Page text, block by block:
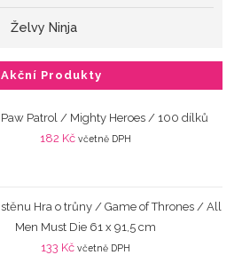
Želvy Ninja
Akční Produkty
Patrol / Mighty Heroes / 100 dílků
182 Kč včetně DPH
stěnu Hra o trůny / Game of Thrones / All
Men Must Die 61 x 91,5 cm
133 Kč včetně DPH